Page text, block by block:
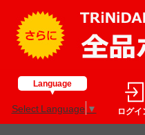
Language
Select Language ▼ ログイ